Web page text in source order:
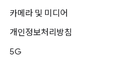
카메라 및 미디어
개인정보처리방침
5G